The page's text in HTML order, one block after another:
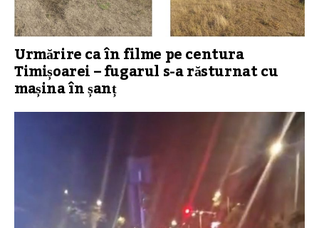
Urmărire ca în filme pe centura
Timișoarei – fugarul s-a răsturnat cu
mașina în șanț